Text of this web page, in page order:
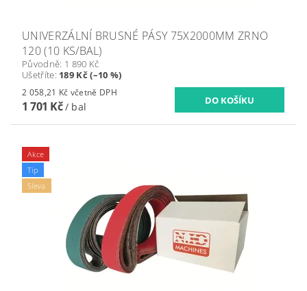
UNIVERZÁLNÍ BRUSNÉ PÁSY 75X2000MM ZRNO
120 (10 KS/BAL)
Původně: 1 890 Kč
Ušetříte: 189 Kč (–10 %)
2 058,21 Kč včetně DPH
1 701 Kč/ bal
Akce
Tip
Sleva